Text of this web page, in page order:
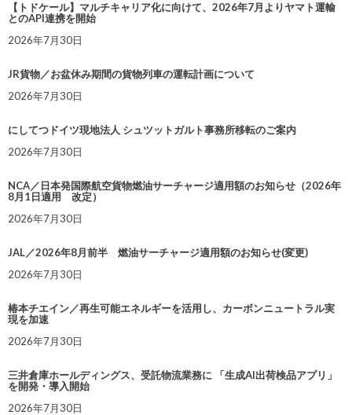
【トドケール】マルチキャリア化に向けて、2026年7月よりヤマト運輸
とのAPI連携を開始
2026年7月30日
JR貨物／お盆休み期間の貨物列車の運転計画について
2026年7月30日
にしてつドイツ現地法人 シュツットガルト事務所移転のご案内
2026年7月30日
NCA／日本発国際航空貨物燃油サーチャージ適用額のお知らせ（2026年
8月1日適用 改定）
2026年7月30日
JAL／2026年8月前半 燃油サーチャージ適用額のお知らせ(変更)
2026年7月30日
椿本チエイン／再生可能エネルギーを活用し、カーボンニュートラル実
現を加速
2026年7月30日
三井倉庫ホールディングス、受託物流業務に 「生成AI出荷検品アプリ」
を開発・導入開始
2026年7月30日